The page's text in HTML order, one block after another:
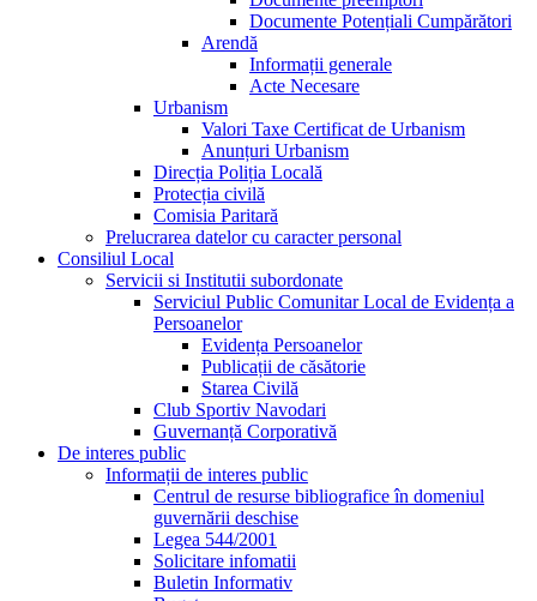
Documente Potențiali Cumpărători
Arendă
Informații generale
Acte Necesare
Urbanism
Valori Taxe Certificat de Urbanism
Anunțuri Urbanism
Direcția Poliția Locală
Protecția civilă
Comisia Paritară
Prelucrarea datelor cu caracter personal
Consiliul Local
Servicii si Institutii subordonate
Serviciul Public Comunitar Local de Evidența a
Persoanelor
Evidența Persoanelor
Publicații de căsătorie
Starea Civilă
Club Sportiv Navodari
Guvernanță Corporativă
De interes public
Informații de interes public
Centrul de resurse bibliografice în domeniul
guvernării deschise
Legea 544/2001
Solicitare infomatii
Buletin Informativ